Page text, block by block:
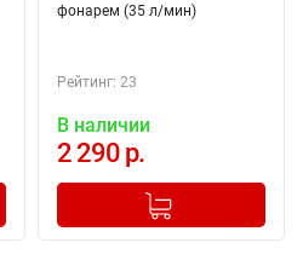
+
фонарем (35 л/мин)
Рейтинг: 23
В наличии
2 290 р.
+
Добавлено в корзину